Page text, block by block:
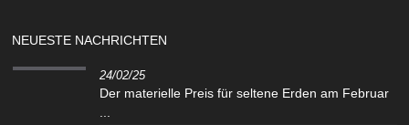
NEUESTE NACHRICHTEN
24/02/25
Der materielle Preis für seltene Erden am Februar